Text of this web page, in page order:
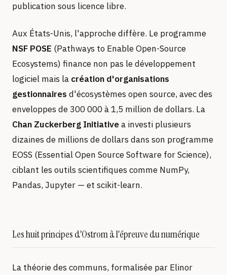
publication sous licence libre.
Aux États-Unis, l'approche diffère. Le programme
NSF POSE (Pathways to Enable Open-Source
Ecosystems) finance non pas le développement
logiciel mais la création d'organisations
gestionnaires d'écosystèmes open source, avec des
enveloppes de 300 000 à 1,5 million de dollars. La
Chan Zuckerberg Initiativea investi plusieurs
dizaines de millions de dollars dans son programme
EOSS (Essential Open Source Software for Science),
ciblant les outils scientifiques comme NumPy,
Pandas, Jupyter — et scikit-learn.
Les huit principes d'Ostrom à l'épreuve du numérique
La théorie des communs, formalisée par Elinor